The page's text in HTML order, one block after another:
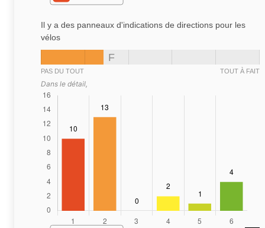
Il y a des panneaux d'indications de directions pour les
vélos
F
PAS DU TOUT TOUT À FAIT
Dans le détail,